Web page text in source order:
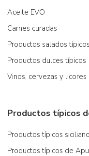
Aceite EVO
Carnes curadas
Productos salados típicos
Productos dulces típicos
Vinos, cervezas y licores
Productos típicos
Productos típicos
Productos típicos de